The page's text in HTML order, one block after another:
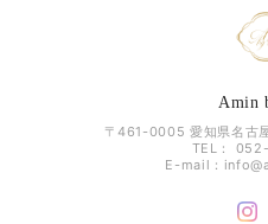
Amin
〒461-0005 愛知県名古
TEL：
E-mail：